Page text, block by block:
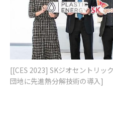
[[CES 2023] SKジオセントリッ
団地に先進熱分解技術の導入]